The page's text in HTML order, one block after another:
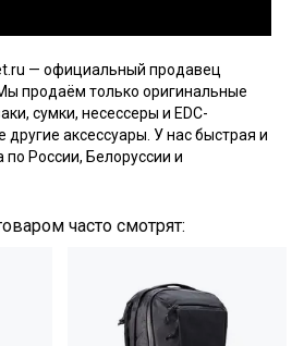
— официальный продавец
продаём только оригинальные
сумки, несессеры и EDC-
другие аксессуары. У нас быстрая и
по России, Белоруссии и
часто смотрят: